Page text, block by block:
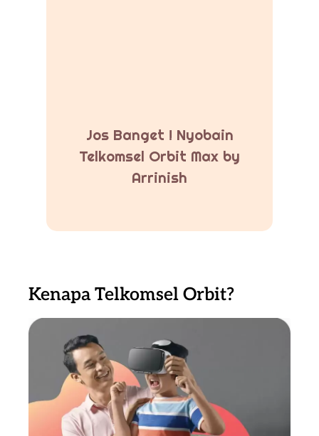
Jos Banget ! Nyobain
Telkomsel Orbit Max by
Arrinish
Kenapa Telkomsel Orbit?